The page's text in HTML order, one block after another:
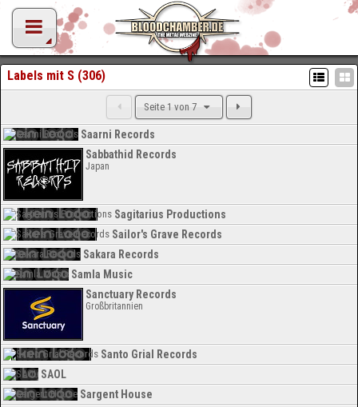
Labels mit S (306)
Seite 1 von 7
Saarni Records
Sabbathid Records
Japan
Sagitarius Productions
Sailor's Grave Records
Sakara Records
Samla Music
Sanctuary Records
Großbritannien
Santo Grial Records
SAOL
Sargent House